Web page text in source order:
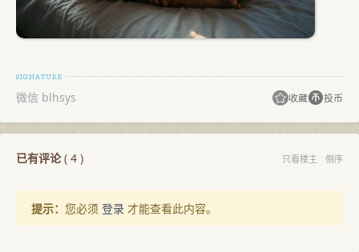
微信 blhsys 收藏 投币
已有评论( 4 ) 只看楼主 倒序
提示： 您必须 登录 才能查看此内容。